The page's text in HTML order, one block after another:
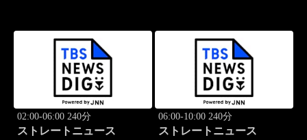
02:00-06:00 240分
ストレートニュース
06:00-10:00 240分
ストレートニュース